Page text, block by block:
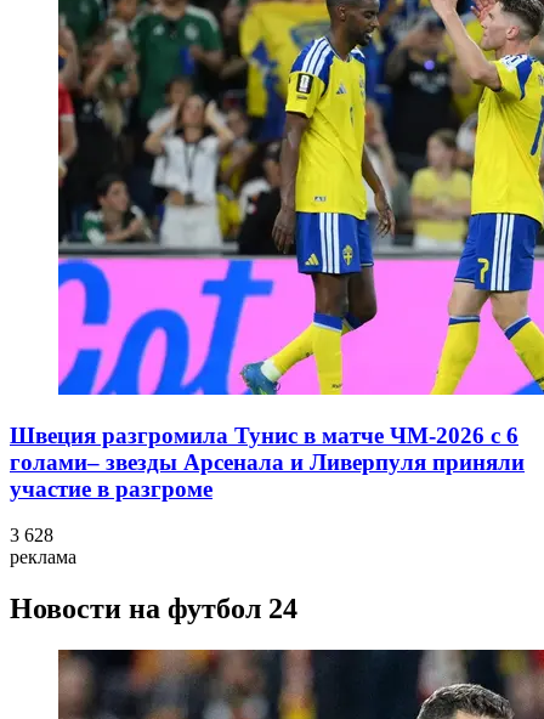
Швеция разгромила Тунис в матче ЧМ-2026 с 6
голами– звезды Арсенала и Ливерпуля приняли
участие в разгроме
3 628
реклама
Новости на футбол 24